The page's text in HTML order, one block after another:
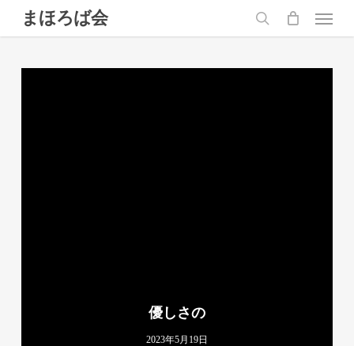
まほろば会
search
Menu
優しさの
2023年5月19日